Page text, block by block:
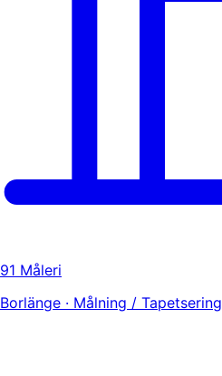
91 Måleri
Borlänge · Målning / Tapetsering